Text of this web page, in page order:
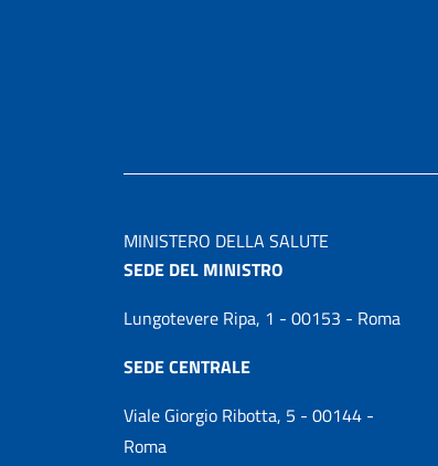
MINISTERO DELLA SALUTE
SEDE DEL MINISTRO
Lungotevere Ripa, 1 - 00153 - Roma
SEDE CENTRALE
Viale Giorgio Ribotta, 5 - 00144 -
Roma